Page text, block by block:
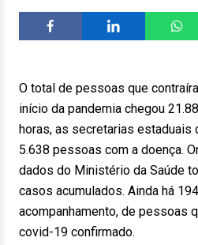
O total de pessoas que
início da pandemia chegou
horas, as secretarias estaduais
5.638 pessoas com a doença.
dados do Ministério da Saúde
casos acumulados. Ainda há
acompanhamento, de pessoas
covid-19 confirmado.